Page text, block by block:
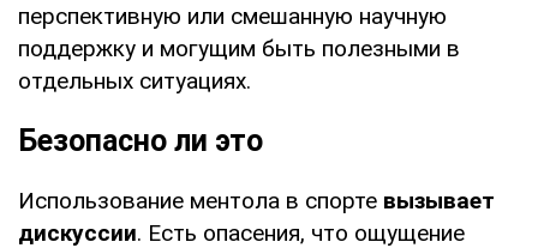
перспективную или смешанную научную
поддержку и могущим быть полезными в
отдельных ситуациях.
Безопасно ли это
Использование ментола в спорте вызывает
дискуссии. Есть опасения, что ощущение